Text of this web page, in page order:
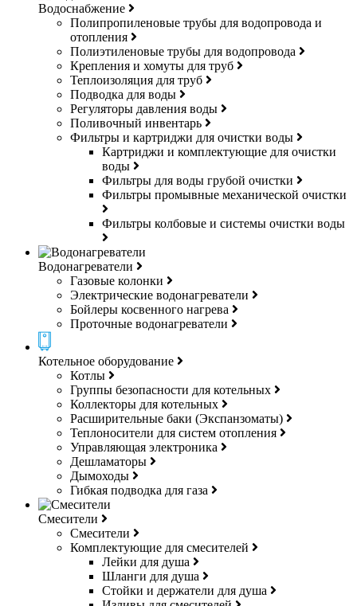
Водоснабжение
Полипропиленовые трубы для водопровода и
отопления
Полиэтиленовые трубы для водопровода
Крепления и хомуты для труб
Теплоизоляция для труб
Подводка для воды
Регуляторы давления воды
Поливочный инвентарь
Фильтры и картриджи для очистки воды
Картриджи и комплектующие для очистки
воды
Фильтры для воды грубой очистки
Фильтры промывные механической очистки
Фильтры колбовые и системы очистки воды
Водонагреватели
Газовые колонки
Электрические водонагреватели
Бойлеры косвенного нагрева
Проточные водонагреватели
Котельное оборудование
Котлы
Группы безопасности для котельных
Коллекторы для котельных
Расширительные баки (Экспанзоматы)
Теплоносители для систем отопления
Управляющая электроника
Дешламаторы
Дымоходы
Гибкая подводка для газа
Смесители
Смесители
Комплектующие для смесителей
Лейки для душа
Шланги для душа
Стойки и держатели для душа